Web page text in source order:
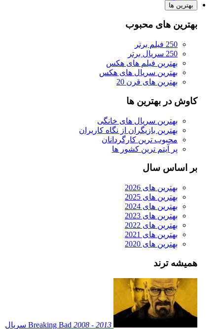
بهترین ها
بهترین های محبوب
250 فیلم برتر
250 سریال برتر
بهترین فیلم های هکس
بهترین سریال های هکس
بهترین های قرن 20
کاوش در بهترین ها
بهترین سریال های خانگی
بهترین بازیگران از نگاه کاربران
محبوب ترین کارگردانان
پر آیتم ترین کشور ها
بر اساس سال
بهترین های 2026
بهترین های 2025
بهترین های 2024
بهترین های 2023
بهترین های 2022
بهترین های 2021
بهترین های 2020
همیشه ترند
Breaking Bad 2008 - 2013 سریال